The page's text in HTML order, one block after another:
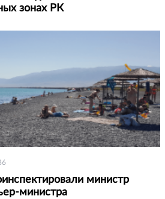
зонах РК
министр
министра